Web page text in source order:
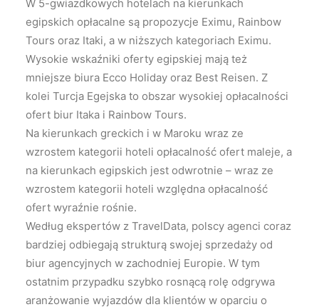
W 5-gwiazdkowych hotelach na kierunkach
egipskich opłacalne są propozycje Eximu, Rainbow
Tours oraz Itaki, a w niższych kategoriach Eximu.
Wysokie wskaźniki oferty egipskiej mają też
mniejsze biura Ecco Holiday oraz Best Reisen. Z
kolei Turcja Egejska to obszar wysokiej opłacalności
ofert biur Itaka i Rainbow Tours.
Na kierunkach greckich i w Maroku wraz ze
wzrostem kategorii hoteli opłacalność ofert maleje, a
na kierunkach egipskich jest odwrotnie – wraz ze
wzrostem kategorii hoteli względna opłacalność
ofert wyraźnie rośnie.
Według ekspertów z TravelData, polscy agenci coraz
bardziej odbiegają strukturą swojej sprzedaży od
biur agencyjnych w zachodniej Europie. W tym
ostatnim przypadku szybko rosnącą rolę odgrywa
aranżowanie wyjazdów dla klientów w oparciu o